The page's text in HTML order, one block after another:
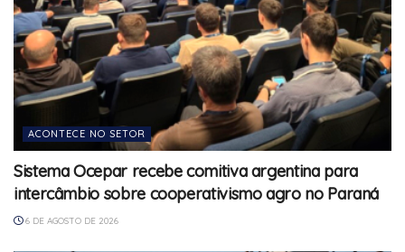
ACONTECE NO SETOR
Sistema Ocepar recebe comitiva argentina para
intercâmbio sobre cooperativismo agro no Paraná
6 DE AGOSTO DE 2026